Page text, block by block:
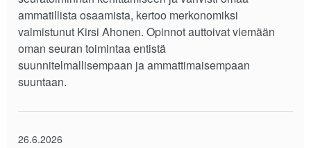
ammatillista osaamista, kertoo merkonomiksi
valmistunut Kirsi Ahonen. Opinnot auttoivat viemään
oman seuran toimintaa entistä
suunnitelmallisempaan ja ammattimaisempaan
suuntaan.
26.6.2026